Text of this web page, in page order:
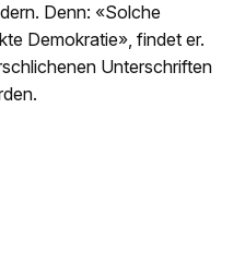
Denn: «Solche
Demokratie», findet er.
Unterschriften